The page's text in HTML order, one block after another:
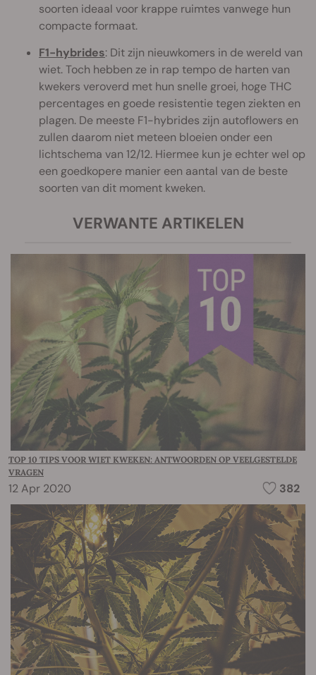
soorten ideaal voor krappe ruimtes vanwege hun
compacte formaat.
F1-hybrides: Dit zijn nieuwkomers in de wereld van
wiet. Toch hebben ze in rap tempo de harten van
kwekers veroverd met hun snelle groei, hoge THC
percentages en goede resistentie tegen ziekten en
plagen. De meeste F1-hybrides zijn autoflowers en
zullen daarom niet meteen bloeien onder een
lichtschema van 12/12. Hiermee kun je echter wel op
een goedkopere manier een aantal van de beste
soorten van dit moment kweken.
VERWANTE ARTIKELEN
TOP 10 TIPS VOOR WIET KWEKEN: ANTWOORDEN OP VEELGESTELDE
VRAGEN
12 Apr 2020 382